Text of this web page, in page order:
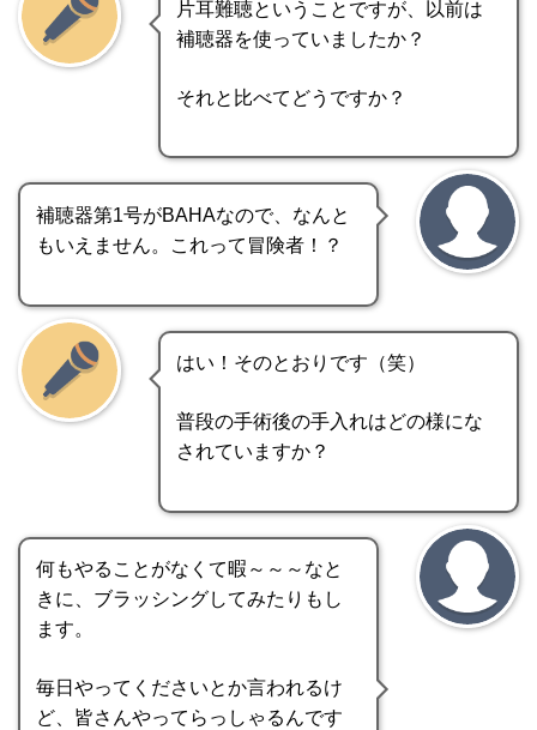
片耳難聴ということですが、以前は
補聴器を使っていましたか？
それと比べてどうですか？
補聴器第1号がBAHAなので、なんと
もいえません。これって冒険者！？
はい！そのとおりです（笑）
普段の手術後の手入れはどの様にな
されていますか？
何もやることがなくて暇～～～なと
きに、ブラッシングしてみたりもし
ます。
毎日やってくださいとか言われるけ
ど、皆さんやってらっしゃるんです